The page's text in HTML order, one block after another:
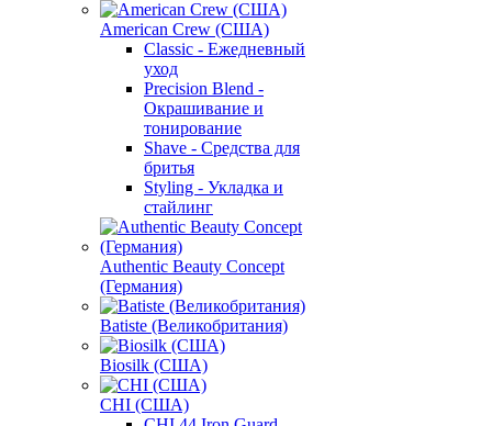
American Crew (США)
Classic - Ежедневный
уход
Precision Blend -
Окрашивание и
тонирование
Shave - Средства для
бритья
Styling - Укладка и
стайлинг
Authentic Beauty Concept
(Германия)
Batiste (Великобритания)
Biosilk (США)
CHI (США)